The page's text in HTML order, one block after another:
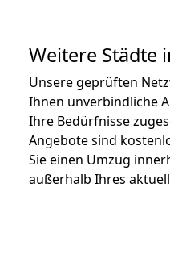
Weitere Städte
Unsere geprüften
Ihnen unverbindliche
Ihre Bedürfnisse
Angebote sind
Sie einen Umzug
außerhalb Ihres